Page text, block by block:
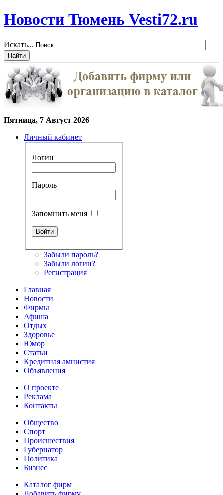
Новости Тюмень Vesti72.ru
Искать...
Пятница, 7 Август 2026
Личный кабинет
Логин
Пароль
Запомнить меня
Забыли пароль?
Забыли логин?
Регистрация
Главная
Новости
Фирмы
Афиша
Отдых
Здоровье
Юмор
Статьи
Кредитная амнистия
Объявления
О проекте
Реклама
Контакты
Общество
Спорт
Происшествия
Губернатор
Политика
Бизнес
Каталог фирм